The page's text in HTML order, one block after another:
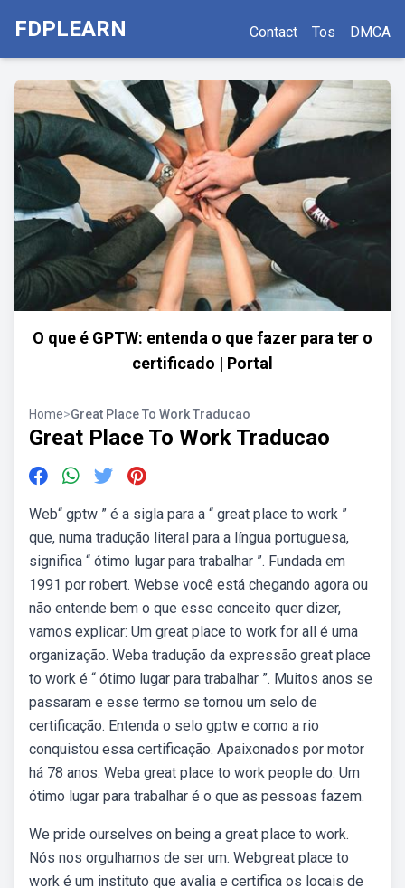
FDPLEARN Contact Tos DMCA
O que é GPTW: entenda o que fazer para ter o
certificado | Portal
Home>Great Place To Work Traducao
Great Place To Work Traducao
Web“ gptw ” é a sigla para a “ great place to work ”
que, numa tradução literal para a língua portuguesa,
significa “ ótimo lugar para trabalhar ”. Fundada em
1991 por robert. Webse você está chegando agora ou
não entende bem o que esse conceito quer dizer,
vamos explicar: Um great place to work for all é uma
organização. Weba tradução da expressão great place
to work é “ ótimo lugar para trabalhar ”. Muitos anos se
passaram e esse termo se tornou um selo de
certificação. Entenda o selo gptw e como a rio
conquistou essa certificação. Apaixonados por motor
há 78 anos. Weba great place to work people do. Um
ótimo lugar para trabalhar é o que as pessoas fazem.
We pride ourselves on being a great place to work.
Nós nos orgulhamos de ser um. Webgreat place to
work é um instituto que avalia e certifica os locais de